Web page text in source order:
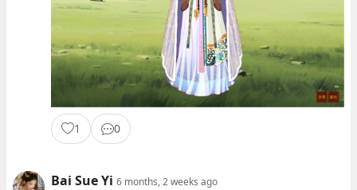
1 0
Bai Sue Yi 6 months, 2 weeks ago